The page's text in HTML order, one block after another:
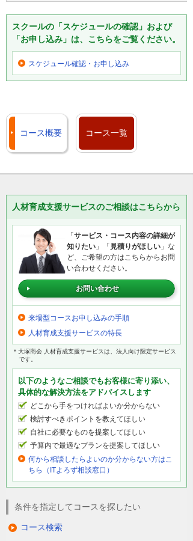
スクールの「スケジュールの確認」および
「お申し込み」は、こちらをご覧ください。
スケジュール確認・ お申し込み
コース概要 コース一覧
人材育成支援サービスのご相談はこちらから
「 サービス・コース内容の詳細が
知りたい 」「 見積りがほしい 」な
ど、ご希望の方はこちらからお問
い合わせください。
お問い合わせ
来場型コースお申し込みの手順
人材育成支援サービスの特長
＊大塚商会 人材育成支援サービスは、法人向け限定サービス
です。
以下のようなご相談でもお客様に寄り添い、
具体的な解決方法をアドバイスします
どこから手をつければよいか分からない
検討すべきポイントを教えてほしい
自社に必要なものを提案してほしい
予算内で最適なプランを提案してほしい
何から相談したらよいのか分からない方はこ
ちら（ITよろず相談窓口）
条件を指定してコースを探したい
コース検索